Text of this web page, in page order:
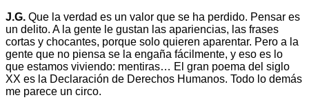
J.G. Que la verdad es un valor que se ha perdido. Pensar es
un delito. A la gente le gustan las apariencias, las frases
cortas y chocantes, porque solo quieren aparentar. Pero a la
gente que no piensa se la engaña fácilmente, y eso es lo
que estamos viviendo: mentiras… El gran poema del siglo
XX es la Declaración de Derechos Humanos. Todo lo demás
me parece un circo.